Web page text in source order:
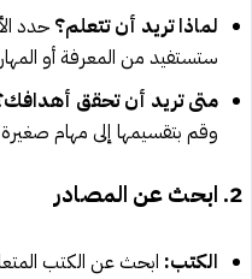
لماذا تريد أن تتعلم؟ حدد
ستستفيد من المعرفة أو
متى تريد أن تحقق
وقم بتقسيمها إلى مهام
2. ابحث عن المصادر
الكتب: ابحث عن الكتب